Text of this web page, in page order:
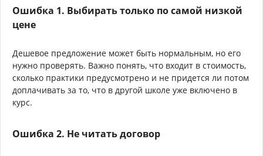
Ошибка 1. Выбирать только по самой низкой
цене
Дешевое предложение может быть нормальным, но его
нужно проверять. Важно понять, что входит в стоимость,
сколько практики предусмотрено и не придется ли потом
доплачивать за то, что в другой школе уже включено в
курс.
Ошибка 2. Не читать договор